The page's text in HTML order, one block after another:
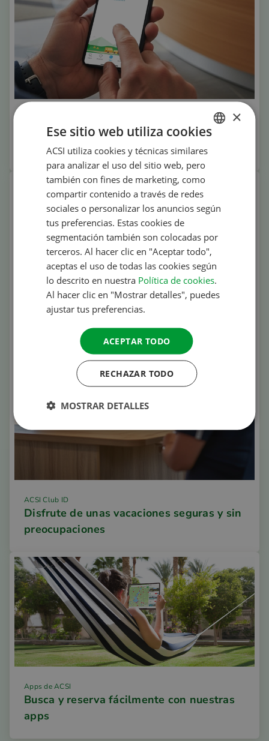
Acamper económicamente durante la
temporada baja
ACSI Club ID
Disfrute de unas vacaciones seguras y sin
preocupaciones
Apps de ACSI
Busca y reserva fácilmente con nuestras
apps
DUTCH
ENGLISH
GERMAN
DANISH
SPANISH
SWEDISH
×
Ese sitio web utiliza cookies
ACSI utiliza cookies y técnicas similares
para analizar el uso del sitio web, pero
también con fines de marketing, como
compartir contenido a través de redes
sociales o personalizar los anuncios según
tus preferencias. Estas cookies de
segmentación también son colocadas por
terceros. Al hacer clic en "Aceptar todo",
aceptas el uso de todas las cookies según
lo descrito en nuestra Política de cookies.
Al hacer clic en "Mostrar detalles", puedes
ajustar tus preferencias.
ACEPTAR TODO
RECHAZAR TODO
MOSTRAR DETALLES